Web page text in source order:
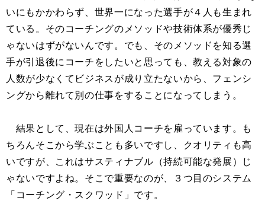
いにもかかわらず、世界一になった選手が４人も生まれ
ている。そのコーチングのメソッドや技術体系が優秀じ
ゃないはずがないんです。でも、そのメソッドを知る選
手が引退後にコーチをしたいと思っても、教える対象の
人数が少なくてビジネスが成り立たないから、フェンシ
ングから離れて別の仕事をすることになってしまう。
結果として、現在は外国人コーチを雇っています。も
ちろんそこから学ぶことも多いですし、クオリティも高
いですが、これはサスティナブル（持続可能な発展）じ
ゃないですよね。そこで重要なのが、３つ目のシステム
「コーチング・スクワッド」です。